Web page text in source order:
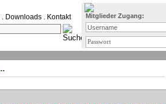
. Downloads . Kontakt Mitglieder Zugang: